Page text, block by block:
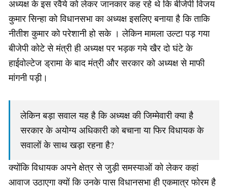
अध्यक्ष के इस रवैये को लेकर जानकार कह रहे थे कि बीजेपी विजय
कुमार सिन्हा को विधानसभा का अध्यक्ष इसलिए बनाया है कि ताकि
नीतीश कुमार को परेशानी हो सके । लेकिन मामला उल्टा पड़ गया
बीजेपी कोटे से मंत्री ही अध्यक्ष पर भड़क गये खैर दो घंटे के
हाईवोल्टेज ड्रामा के बाद मंत्री और सरकार को अध्यक्ष से माफी
मांगनी पड़ी।
लेकिन बड़ा सवाल यह है कि अध्यक्ष की जिम्मेवारी क्या है
सरकार के अयोग्य अधिकारी को बचाना या फिर विधायक के
सवालों के साथ खड़ा रहना है?
क्योंकि विधायक अपने क्षेत्र से जुड़ी समस्याओं को लेकर कहां
आवाज उठाएगा क्यों कि उनके पास विधानसभा ही एकमात्र फोरम है